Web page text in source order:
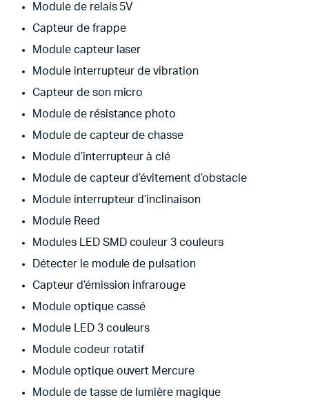
Module de relais 5V
Capteur de frappe
Module capteur laser
Module interrupteur de vibration
Capteur de son micro
Module de résistance photo
Module de capteur de chasse
Module d’interrupteur à clé
Module de capteur d’évitement d’obstacle
Module interrupteur d’inclinaison
Module Reed
Modules LED SMD couleur 3 couleurs
Détecter le module de pulsation
Capteur d’émission infrarouge
Module optique cassé
Module LED 3 couleurs
Module codeur rotatif
Module optique ouvert Mercure
Module de tasse de lumière magique